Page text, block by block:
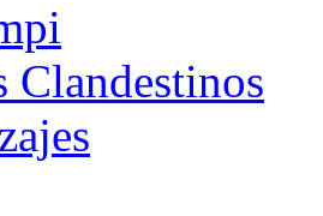
Clandestinos